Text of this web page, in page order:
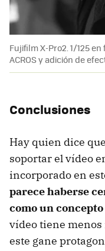
Fujifilm X-Pro2. 1/125
ACROS y adición de
Conclusiones
Hay quien dice
soportar el vídeo
incorporado en
parece haberse
como un
vídeo tiene
este gane